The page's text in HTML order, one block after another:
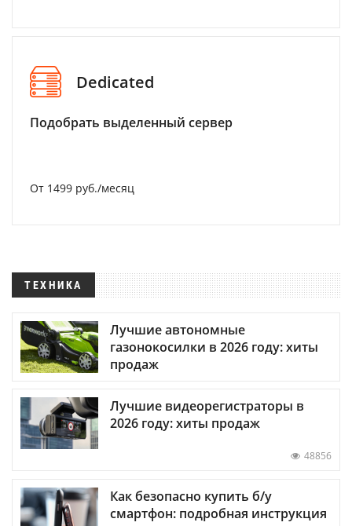
Dedicated
Подобрать выделенный сервер
От 1499 руб./месяц
ТЕХНИКА
Лучшие автономные
газонокосилки в 2026 году: хиты
продаж
Лучшие видеорегистраторы в
2026 году: хиты продаж
48856
Как безопасно купить б/у
смартфон: подробная инструкция